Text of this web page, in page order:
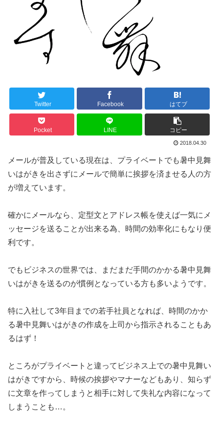
Twitter Facebook はてブ
Pocket LINE コピー
2018.04.30
メールが普及している現在は、プライベートでも暑中見舞
いはがきを出さずにメールで簡単に挨拶を済ませる人の方
が増えています。
確かにメールなら、定型文とアドレス帳を使えば一気にメ
ッセージを送ることが出来る為、時間の効率化にもなり便
利です。
でもビジネスの世界では、まだまだ手間のかかる暑中見舞
いはがきを送るのが慣例となっている方も多いようです。
特に入社して3年目までの若手社員となれば、時間のかか
る暑中見舞いはがきの作成を上司から指示されることもあ
るはず！
ところがプライベートと違ってビジネス上での暑中見舞い
はがきですから、時候の挨拶やマナーなどもあり、知らず
に文章を作ってしまうと相手に対して失礼な内容になって
しまうことも…。